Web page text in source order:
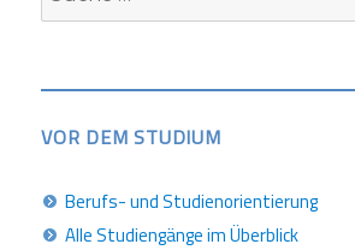
nach:
VOR DEM STUDIUM
Berufs- und Studienorientierung
Alle Studiengänge im Überblick